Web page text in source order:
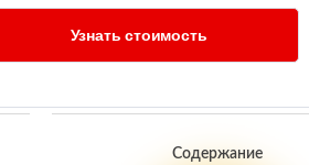
Содержание